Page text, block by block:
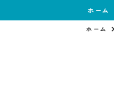
ホーム
ホーム